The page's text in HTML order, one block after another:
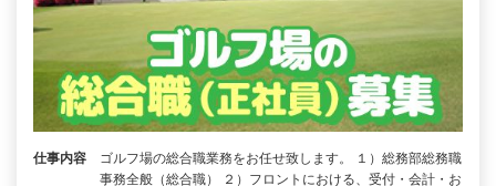
仕事内容
ゴルフ場の総合職業務をお任せ致します。 １）総務部総務職
事務全般（総合職） ２）フロントにおける、受付・会計・お